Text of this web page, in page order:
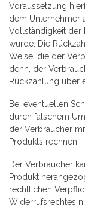
Voraussetzung
dem Unternehmer
Vollständigkeit der
wurde. Die
Weise, die der
denn, der
Rückzahlung über
Bei eventuellen
durch falschem
der Verbraucher
Produkts rechnen.
Der Verbraucher
Produkt
rechtlichen
Widerrufsrechtes